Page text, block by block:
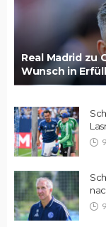
Real Madrid zu
Wunsch in